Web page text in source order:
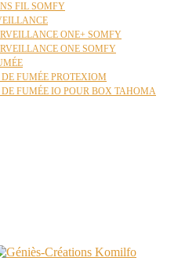
FIL SOMFY
ONE+ SOMFY
ONE SOMFY
FUMÉE PROTEXIOM
DE FUMÉE IO POUR BOX TAHOMA